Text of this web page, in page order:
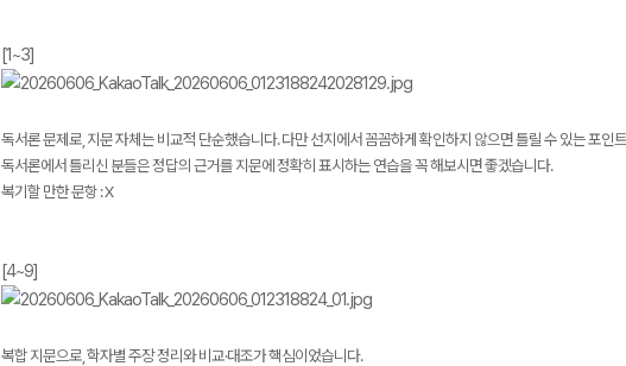
[1~3]
독서론 문제로, 지문 자체는 비교적 단순했습니다. 다만 선지에서 꼼꼼하게 확인하지 않으면 틀릴 수 있는 포인
독서론에서 틀리신 분들은 정답의 근거를 지문에 정확히 표시하는 연습을 꼭 해보시면 좋겠습니다.
복기할 만한 문항 : X
[4~9]
복합 지문으로, 학자별 주장 정리와 비교·대조가 핵심이었습니다.